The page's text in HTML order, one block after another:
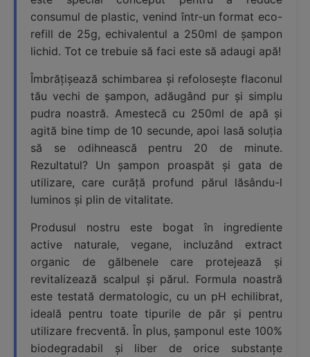
consumul de plastic, venind într-un format eco-
refill de 25g, echivalentul a 250ml de șampon
lichid. Tot ce trebuie să faci este să adaugi apă!
Îmbrățișează schimbarea și refolosește flaconul
tău vechi de șampon, adăugând pur și simplu
pudra noastră. Amestecă cu 250ml de apă și
agită bine timp de 10 secunde, apoi lasă soluția
să se odihnească pentru 20 de minute.
Rezultatul? Un șampon proaspăt și gata de
utilizare, care curăță profund părul lăsându-l
luminos și plin de vitalitate.
Produsul nostru este bogat în ingrediente
active naturale, vegane, incluzând extract
organic de gălbenele care protejează și
revitalizează scalpul și părul. Formula noastră
este testată dermatologic, cu un pH echilibrat,
ideală pentru toate tipurile de păr și pentru
utilizare frecventă. În plus, șamponul este 100%
biodegradabil și liber de orice substanțe